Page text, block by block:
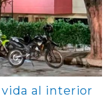
al interior